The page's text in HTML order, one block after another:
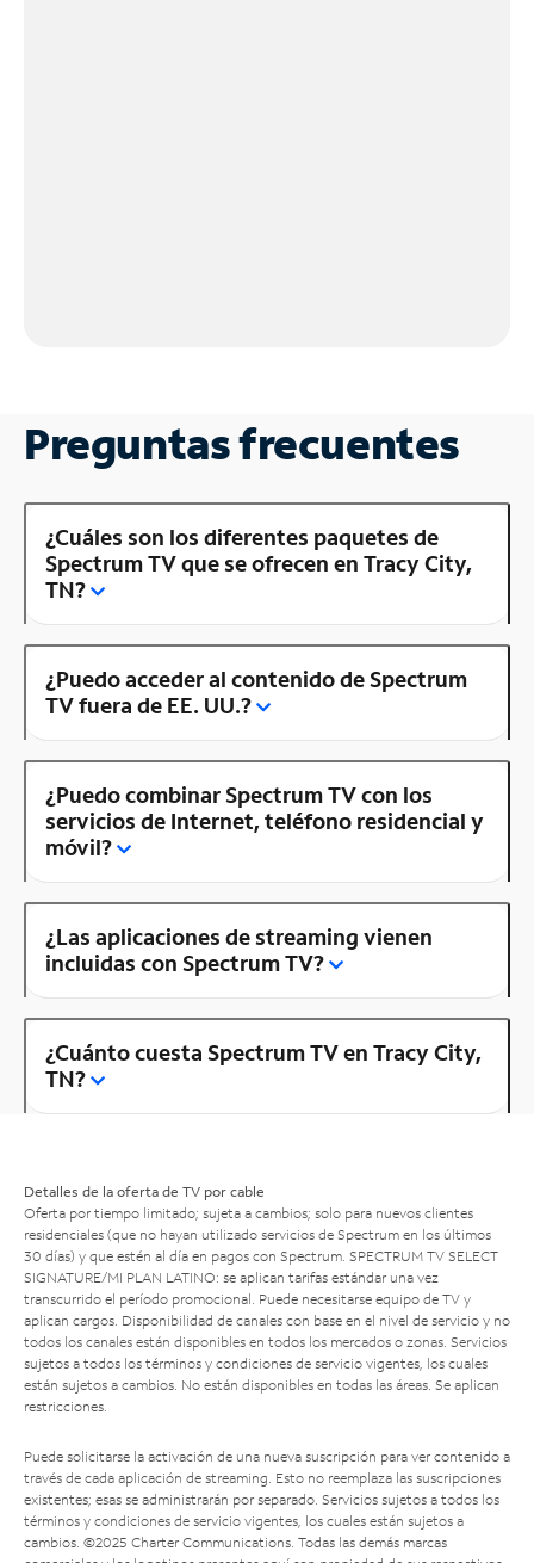
Preguntas frecuentes
¿Cuáles son los diferentes paquetes de
Spectrum TV que se ofrecen en Tracy City,
TN?
¿Puedo acceder al contenido de Spectrum
TV fuera de EE. UU.?
¿Puedo combinar Spectrum TV con los
servicios de Internet, teléfono residencial y
móvil?
¿Las aplicaciones de streaming vienen
incluidas con Spectrum TV?
¿Cuánto cuesta Spectrum TV en Tracy City,
TN?
Detalles de la oferta de TV por cable
Oferta por tiempo limitado; sujeta a cambios; solo para nuevos clientes
residenciales (que no hayan utilizado servicios de Spectrum en los últimos
30 días) y que estén al día en pagos con Spectrum. SPECTRUM TV SELECT
SIGNATURE/MI PLAN LATINO: se aplican tarifas estándar una vez
transcurrido el período promocional. Puede necesitarse equipo de TV y
aplican cargos. Disponibilidad de canales con base en el nivel de servicio y no
todos los canales están disponibles en todos los mercados o zonas. Servicios
sujetos a todos los términos y condiciones de servicio vigentes, los cuales
están sujetos a cambios. No están disponibles en todas las áreas. Se aplican
restricciones.
Puede solicitarse la activación de una nueva suscripción para ver contenido a
través de cada aplicación de streaming. Esto no reemplaza las suscripciones
existentes; esas se administrarán por separado. Servicios sujetos a todos los
términos y condiciones de servicio vigentes, los cuales están sujetos a
cambios. ©2025 Charter Communications. Todas las demás marcas